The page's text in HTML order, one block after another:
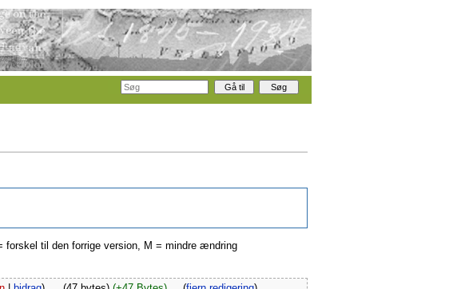
til den forrige version, M = mindre ændring